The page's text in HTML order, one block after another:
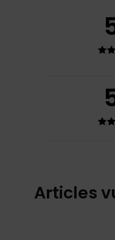
Articles